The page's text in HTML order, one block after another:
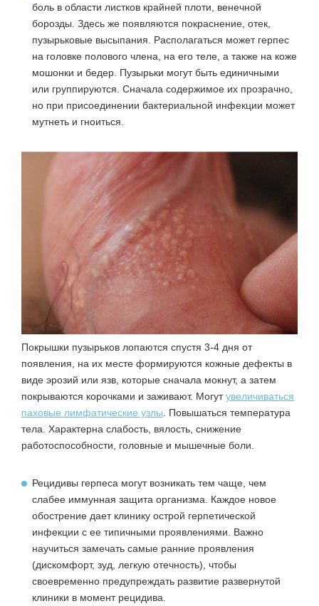
боль в области листков крайней плоти, венечной
борозды. Здесь же появляются покраснение, отек,
пузырьковые высыпания. Располагаться может герпес
на головке полового члена, на его теле, а также на коже
мошонки и бедер. Пузырьки могут быть единичными
или группируются. Сначала содержимое их прозрачно,
но при присоединении бактериальной инфекции может
мутнеть и гноиться.
Покрышки пузырьков лопаются спустя 3-4 дня от
появления, на их месте формируются кожные дефекты в
виде эрозий или язв, которые сначала мокнут, а затем
покрываются корочками и заживают. Могутувеличиваться
паховые лимфатические узлы . Повышаться температура
тела. Характерна слабость, вялость, снижение
работоспособности, головные и мышечные боли.
Рецидивы герпеса могут возникать тем чаще, чем
слабее иммунная защита организма. Каждое новое
обострение дает клинику острой герпетической
инфекции с ее типичными проявлениями. Важно
научиться замечать самые ранние проявления
(дискомфорт, зуд, легкую отечность), чтобы
своевременно предупреждать развитие развернутой
клиники в момент рецидива.